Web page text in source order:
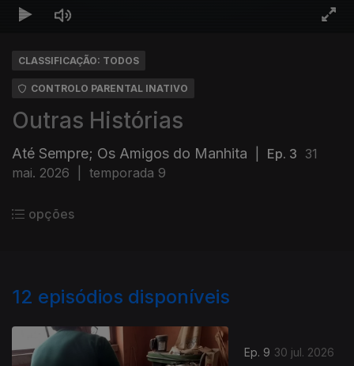
CLASSIFICAÇÃO: TODOS
CONTROLO PARENTAL INATIVO
Outras Histórias
Até Sempre; Os Amigos do Manhita Ep. 3 31
mai. 2026
temporada 9
opções
12 episódios disponíveis
Ep. 9 30 jul. 2026